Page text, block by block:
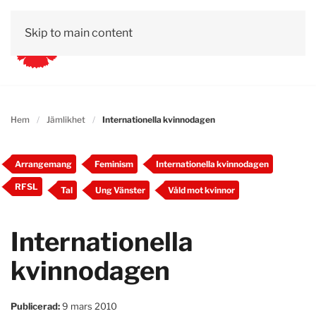
Skip to main content
Hem Jämlikhet Internationella kvinnodagen
Arrangemang Feminism Internationella kvinnodagen
RFSL Tal Ung Vänster Våld mot kvinnor
Internationella
kvinnodagen
Publicerad:9 mars 2010